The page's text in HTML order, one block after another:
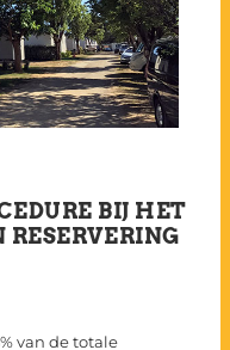
BIJ HET
RESERVERING
van de totale